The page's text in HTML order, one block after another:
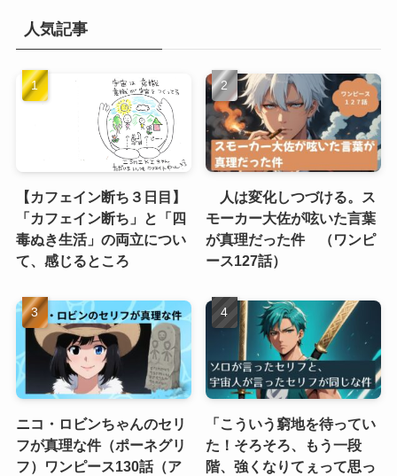
人気記事
【カフェイン断ち３日目】
「カフェイン断ち」と「四
毒ぬき生活」の両立につい
て、感じるところ
人は変化しつづける。ス
モーカー大佐が呟いた言葉
が真理だった件 （ワンピ
ース127話）
ニコ・ロビンちゃんのセリ
フが真理な件（ポーネグリ
フ）ワンピース130話（ア
「こういう窮地を待ってい
た！そろそろ、もう一段
階、強くなりてぇって思っ